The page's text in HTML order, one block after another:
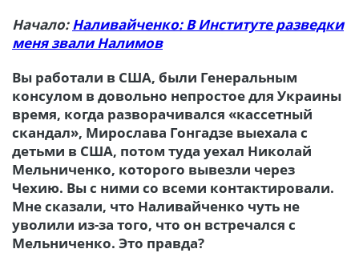
Начало:Наливайченко: В Институте разведки
меня звали Налимов
Вы работали в США, были Генеральным
консулом в довольно непростое для Украины
время, когда разворачивался «кассетный
скандал», Мирослава Гонгадзе выехала с
детьми в США, потом туда уехал Николай
Мельниченко, которого вывезли через
Чехию. Вы с ними со всеми контактировали.
Мне сказали, что Наливайченко чуть не
уволили из-за того, что он встречался с
Мельниченко. Это правда?